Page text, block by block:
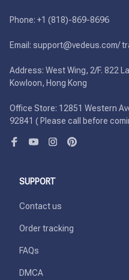
Phone: +1 (818)-869-8696
Email: support@vedeus.com/
Address: West Wing, 2/F. 822
Kowloon, Hong Kong
Office Store: 12851 Western
92841 ( Please call before
SUPPORT
Contact us
Order tracking
FAQs
DMCA